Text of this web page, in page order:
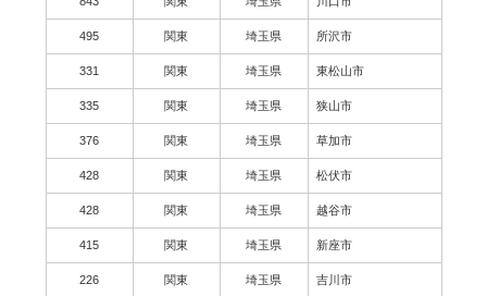
495 関東 埼玉県 所沢市
331 関東 埼玉県 東松山市
335 関東 埼玉県 狭山市
376 関東 埼玉県 草加市
428 関東 埼玉県 松伏市
428 関東 埼玉県 越谷市
415 関東 埼玉県 新座市
226 関東 埼玉県 吉川市